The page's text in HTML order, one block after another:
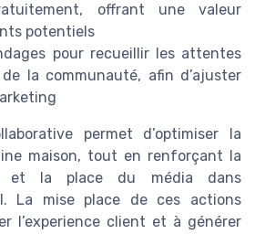
offrant une valeur
potentiels
pour recueillir les attentes
la communauté, afin d’ajuster
permet d’optimiser la
maison, tout en renforçant la
et la place du média dans
La mise place de ces actions
l’experience client et à générer